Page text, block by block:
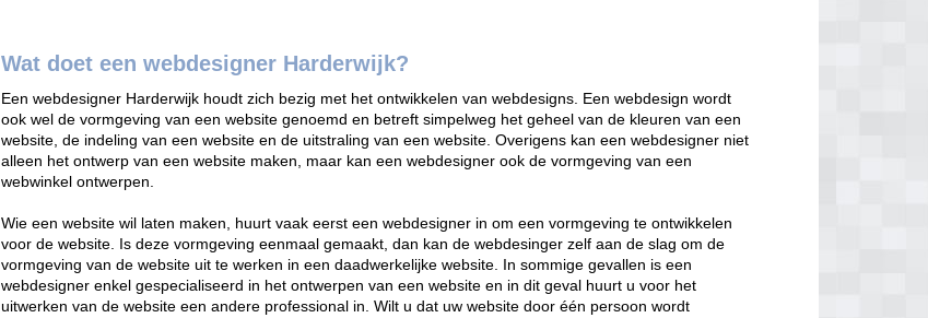
Wat doet een webdesigner Harderwijk?
Een webdesigner Harderwijk houdt zich bezig met het ontwikkelen van webdesigns. Een webdesign wordt
ook wel de vormgeving van een website genoemd en betreft simpelweg het geheel van de kleuren van een
website, de indeling van een website en de uitstraling van een website. Overigens kan een webdesigner niet
alleen het ontwerp van een website maken, maar kan een webdesigner ook de vormgeving van een
webwinkel ontwerpen.
Wie een website wil laten maken, huurt vaak eerst een webdesigner in om een vormgeving te ontwikkelen
voor de website. Is deze vormgeving eenmaal gemaakt, dan kan de webdesinger zelf aan de slag om de
vormgeving van de website uit te werken in een daadwerkelijke website. In sommige gevallen is een
webdesigner enkel gespecialiseerd in het ontwerpen van een website en in dit geval huurt u voor het
uitwerken van de website een andere professional in. Wilt u dat uw website door één persoon wordt